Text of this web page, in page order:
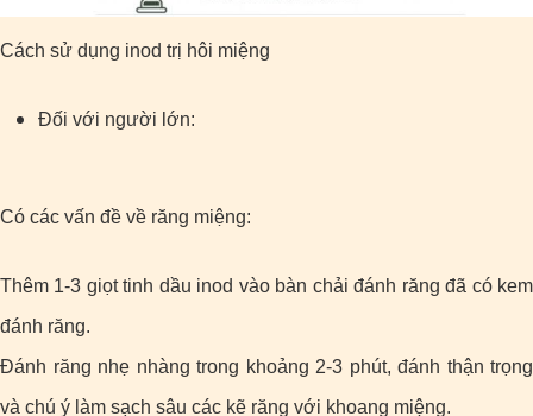
Cách sử dụng inod trị hôi miệng
Đối với người lớn:
Có các vấn đề về răng miệng:
Thêm 1-3 giọt tinh dầu inod vào bàn chải đánh răng đã có kem
đánh răng.
Đánh răng nhẹ nhàng trong khoảng 2-3 phút, đánh thận trọng
và chú ý làm sạch sâu các kẽ răng với khoang miệng.